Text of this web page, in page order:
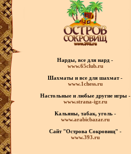
Нарды, все для нард -
www.65club.ru
Шахматы и все для шахмат -
www.1chess.ru
Настольные и любые другие игры -
www.strana-igr.ru
Кальяны, табак, уголь -
www.arabicbazar.ru
Сайт "Острова Сокровищ" -
www.393.ru